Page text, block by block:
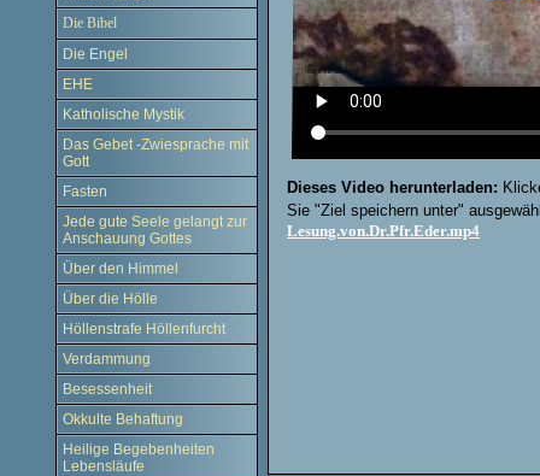
Die Bibel
Die Engel
EHE
Katholische Mystik
Das Gebet -Zwiesprache mit
Gott
Fasten
Jede gute Seele gelangt zur
Anschauung Gottes
Über den Himmel
Über die Hölle
Höllenstrafe Höllenfurcht
Verdammung
Besessenheit
Okkulte Behaftung
Heilige Begebenheiten
Lebensläufe
Dieses Video herunterladen:
Sie "Ziel speichern unter"
Lesung.von.Dr.Pfr.Eder.mp4